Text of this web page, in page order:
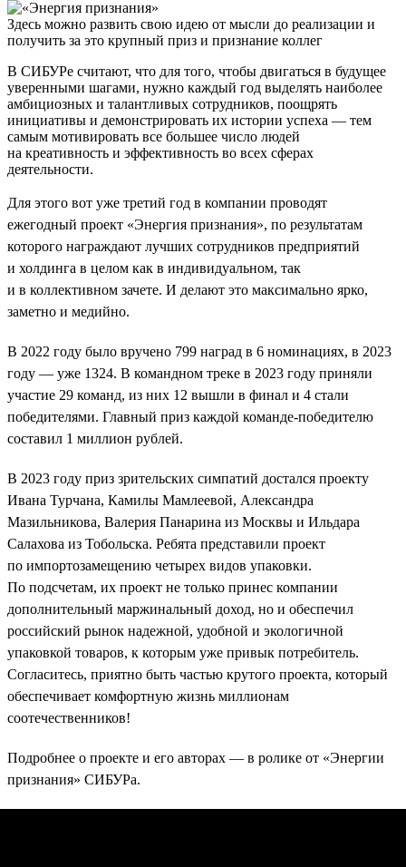
Здесь можно развить свою идею от мысли до реализации и
получить за это крупный приз и признание коллег
В СИБУРе считают, что для того, чтобы двигаться в будущее
уверенными шагами, нужно каждый год выделять наиболее
амбициозных и талантливых сотрудников, поощрять
инициативы и демонстрировать их истории успеха — тем
самым мотивировать все большее число людей
на креативность и эффективность во всех сферах
деятельности.
Для этого вот уже третий год в компании проводят
ежегодный проект «Энергия признания», по результатам
которого награждают лучших сотрудников предприятий
и холдинга в целом как в индивидуальном, так
и в коллективном зачете. И делают это максимально ярко,
заметно и медийно.
В 2022 году было вручено 799 наград в 6 номинациях, в 2023
году — уже 1324. В командном треке в 2023 году приняли
участие 29 команд, из них 12 вышли в финал и 4 стали
победителями. Главный приз каждой команде-победителю
составил 1 миллион рублей.
В 2023 году приз зрительских симпатий достался проекту
Ивана Турчана, Камилы Мамлеевой, Александра
Мазильникова, Валерия Панарина из Москвы и Ильдара
Салахова из Тобольска. Ребята представили проект
по импортозамещению четырех видов упаковки.
По подсчетам, их проект не только принес компании
дополнительный маржинальный доход, но и обеспечил
российский рынок надежной, удобной и экологичной
упаковкой товаров, к которым уже привык потребитель.
Согласитесь, приятно быть частью крутого проекта, который
обеспечивает комфортную жизнь миллионам
соотечественников!
Подробнее о проекте и его авторах — в ролике от «Энергии
признания» СИБУРа.